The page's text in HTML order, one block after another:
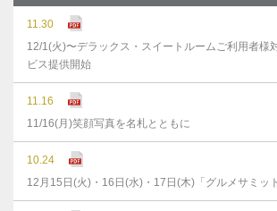
11.30
12/1(火)〜デラックス・スイートルームご利用者様
ビス提供開始
11.16
11/16(月)笑顔写真を名札とともに
10.24
12月15日(火)・16日(水)・17日(木)「グルメサミッ